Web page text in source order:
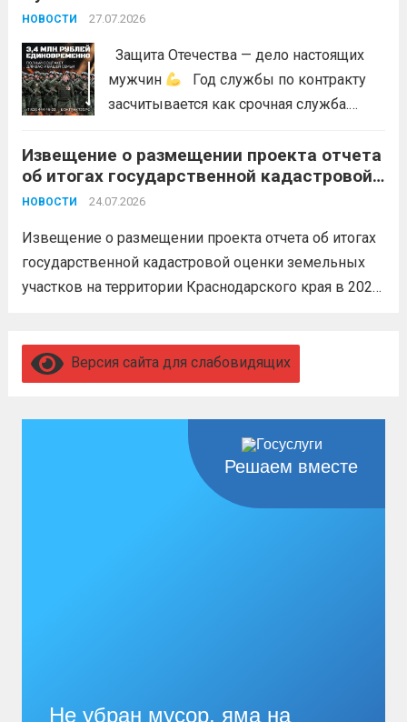
НОВОСТИ 27.07.2026
Защита Отечества — дело настоящих
мужчин
Год службы по контракту
засчитывается как срочная служба.
невозможен без вашего согласия,
увольнение по окончании срока
гарантировано. Регион предоставляет
бойцам множество мер поддержки:
3,4 млн рублей единовременно;...
Извещение о размещении проекта отчета
об итогах государственной кадастровой
оценки земельных участков на
году
НОВОСТИ 24.07.2026
Извещение о размещении проекта отчета об итогах
государственной кадастровой оценки земельных
участков на территории Краснодарского края в 2026
Версия сайта для слабовидящих
Решаем вместе
Не убран мусор, яма на